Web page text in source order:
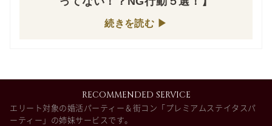
続きを読む
RECOMMENDED SERVICE
エリート対象の婚活パーティー＆街コン「プレミアムステイタスパ
ーティー」の姉妹サービスです。